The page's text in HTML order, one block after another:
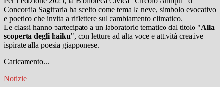
Concordia Sagittaria ha scelto come tema la neve, simbolo evocativo
e poetico che invita a riflettere sul cambiamento climatico.
Le classi hanno partecipato a un laboratorio tematico dal titolo "Alla
scoperta degli haiku", con letture ad alta voce e attività creative
ispirate alla poesia giapponese.
Caricamento...
Notizie